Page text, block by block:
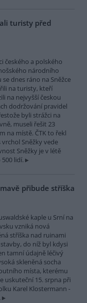
turisty před
českého a polského
národního
se dnes ráno na Sněžce
na turisty, kteří
na nejvyšší českou
dodržování pravidel
byli strážci na
museli řešit 23
na místě. ČTK to řekl
vrchol Sněžky vede
Sněžky je v létě
lidí.
přibude stříška
kaple u Srní na
vzniká nová
stříška nad ruinami
do níž byl kdysi
tamní údajně léčivý
skleněná socha
místa, kterému
uskuteční 15. srpna při
Karel Klostermann -